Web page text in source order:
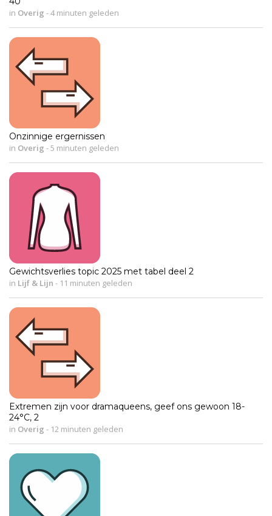
in Overig -4 minuten geleden
Onzinnige ergernissen
in Overig -5 minuten geleden
Gewichtsverlies topic 2025 met tabel deel 2
in Lijf & Lijn - 11 minuten geleden
Extremen zijn voor dramaqueens, geef ons gewoon 18-
24°C, 2
in Overig - 12 minuten geleden